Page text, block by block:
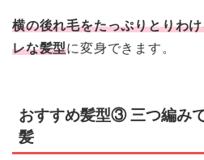
横の後れ毛をたっぷりとりわ
レな髪型に変身できます。
おすすめ髪型③ 三つ編み
髪